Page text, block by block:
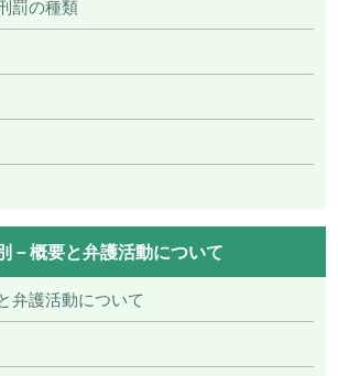
罰の種類
－概要と弁護活動について
弁護活動について